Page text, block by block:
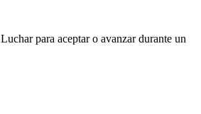
Luchar para aceptar o avanzar durante un